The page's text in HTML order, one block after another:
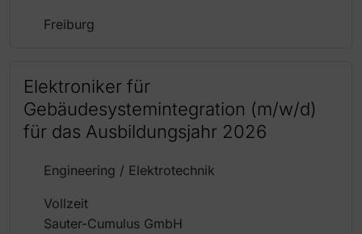
Freiburg
Elektroniker für
Gebäudesystemintegration (m/w/d)
für das Ausbildungsjahr 2026
Engineering / Elektrotechnik
Vollzeit
Sauter-Cumulus GmbH